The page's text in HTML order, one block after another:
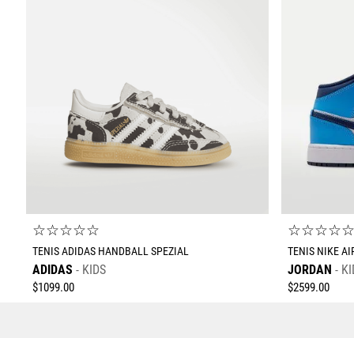
☆☆☆☆☆
TENIS ADIDAS HANDBALL SPEZIAL
ADIDAS KIDS
$1099.00
☆☆☆☆
TENIS NIKE
JORDAN
$2599.00